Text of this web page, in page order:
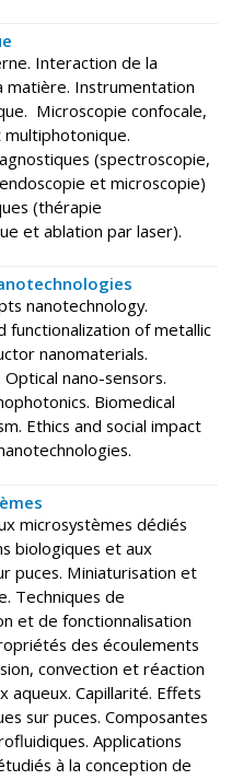
Interaction de la
matière. Instrumentation
Microscopie confocale,
(spectroscopie,
et microscopie)
(thérapie
et ablation par laser).
nanotechnology.
functionalization of metallic
nanomaterials.
Optical nano-sensors.
Biomedical
Ethics and social impact
microsystèmes dédiés
biologiques et aux
puces. Miniaturisation et
Techniques de
et de fonctionnalisation
des écoulements
convection et réaction
aqueux. Capillarité. Effets
sur puces. Composantes
Applications
à la conception de